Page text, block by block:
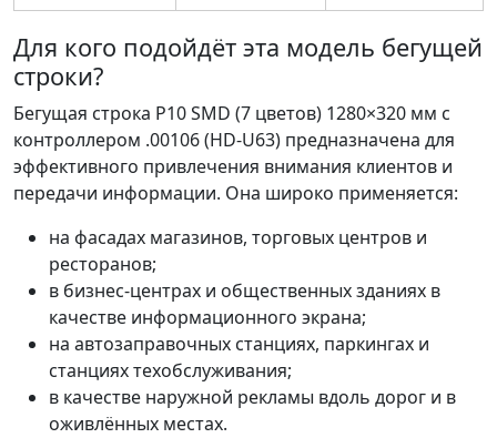
Для кого подойдёт эта модель бегущей
строки?
Бегущая строка P10 SMD (7 цветов) 1280×320 мм с
контроллером .00106 (HD-U63) предназначена для
эффективного привлечения внимания клиентов и
передачи информации. Она широко применяется:
на фасадах магазинов, торговых центров и
ресторанов;
в бизнес-центрах и общественных зданиях в
качестве информационного экрана;
на автозаправочных станциях, паркингах и
станциях техобслуживания;
в качестве наружной рекламы вдоль дорог и в
оживлённых местах.